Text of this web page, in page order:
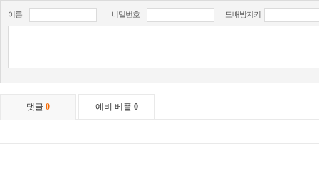
이름 비밀번호 도배방지키
댓글 0 예비 베플 0